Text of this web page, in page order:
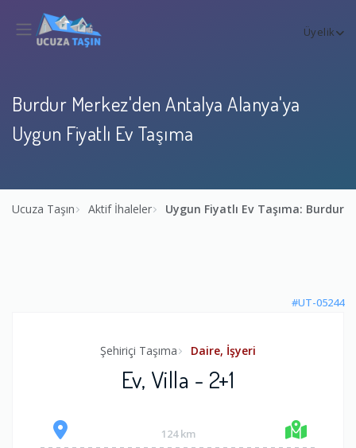
Üyelik
Burdur Merkez'den Antalya Alanya'ya
Uygun Fiyatlı Ev Taşıma
Ucuza Taşın Aktif İhaleler Uygun Fiyatlı Ev Taşıma:
#UT-05244
Şehiriçi Taşıma Daire, İşyeri
Ev, Villa - 2+1
124 km